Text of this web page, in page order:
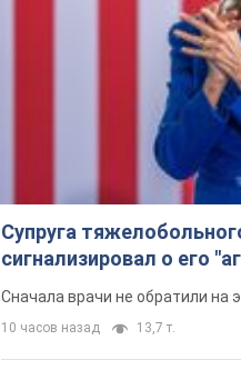
Супруга
сигнализировал о его
Сначала врачи не обратили на
10 часов назад 13,7 т.